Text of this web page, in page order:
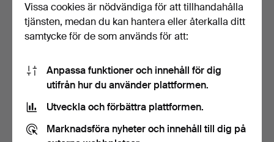
1035
KULOR NORMA
9,3MM (.365) VULKAN OCH
ORYX 3…
Klubbades 19 maj 2025
26 bud
1037. ARMBAND MED
VERKTYG, LEATHERMAN
THREAD.
Klubbades 19 maj 2025
13 bud
Vissa cookies är nödvändiga för att tillhandahålla
tjänsten, medan du kan hantera eller återkalla ditt
samtycke för de som används för att:
Anpassa funktioner och innehåll för dig
utifrån hur du använder plattformen.
Utveckla och förbättra plattformen.
Marknadsföra nyheter och innehåll till dig på